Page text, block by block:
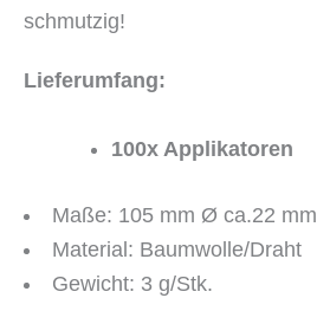
schmutzig!
Lieferumfang:
100x Applikatoren
Maße: 105 mm Ø ca.22 mm
Material: Baumwolle/Draht
Gewicht: 3 g/Stk.